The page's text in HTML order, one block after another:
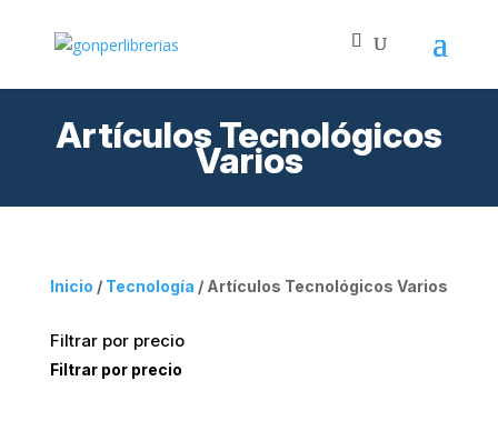
Artículos Tecnológicos
Varios
Inicio / Tecnología / Artículos Tecnológicos Varios
Filtrar por precio
Filtrar por precio